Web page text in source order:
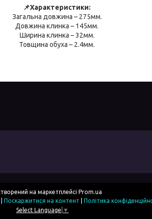
📌Характеристики:
Загальна довжина – 275мм.
Довжина клинка – 145мм.
Ширина клинка – 32мм.
Товщина обуха – 2.4мм.
на маркетплейсі Prom.ua
Поскаржитися на контент
Політика
Select Language ▼